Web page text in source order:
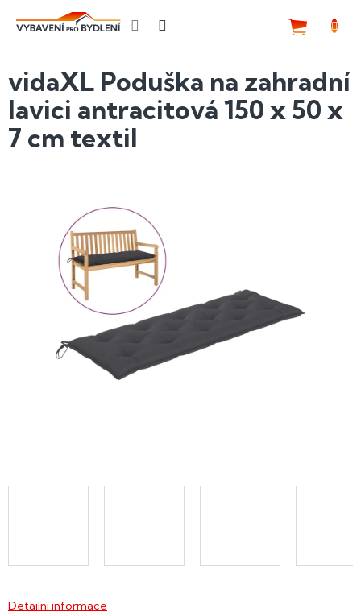
vidaXL Poduška na zahradní
lavici antracitová 150 x 50 x
7 cm textil
Detailní informace